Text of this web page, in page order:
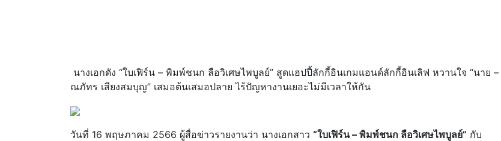
นางเอกดัง “ใบเฟิร์น – พิมพ์ชนก ลือวิเศษไพบูลย์” สูดแฮปปี้ลักกี้อินเกมแอนด์ลักกี้อินเลิฟ หวานใจ “นาย –
ณภัทร เสียงสมบุญ” เสมอต้นเสมอปลาย ไร้ปัญหางานเยอะไม่มีเวลาให้กัน
วันที่ 16 พฤษภาคม 2566 ผู้สื่อข่าวรายงานว่า นางเอกสาว “ใบเฟิร์น – พิมพ์ชนก ลือวิเศษไพบูลย์” กับ